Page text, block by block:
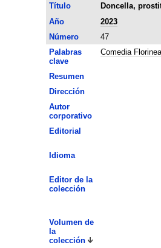
Título
Doncella,
Año
2023
Número
47
Palabras
clave
Comedia Florinea
Resumen
Dirección
Autor
corporativo
Editorial
Idioma
Editor de la
colección
Volumen de
la
colección